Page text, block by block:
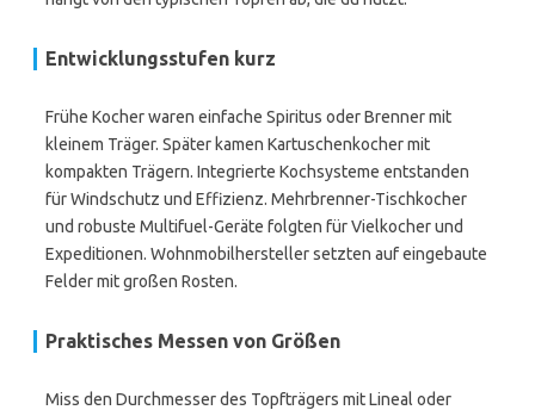
Entwicklungsstufen kurz
Frühe Kocher waren einfache Spiritus oder Brenner mit
kleinem Träger. Später kamen Kartuschenkocher mit
kompakten Trägern. Integrierte Kochsysteme entstanden
für Windschutz und Effizienz. Mehrbrenner-Tischkocher
und robuste Multifuel-Geräte folgten für Vielkocher und
Expeditionen. Wohnmobilhersteller setzten auf eingebaute
Felder mit großen Rosten.
Praktisches Messen von Größen
Miss den Durchmesser des Topfträgers mit Lineal oder